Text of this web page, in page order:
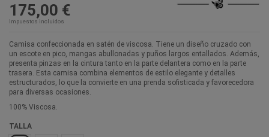
175,00 €
Impuestos incluidos
Camisa confeccionada en satén de viscosa. Tiene un diseño cruzado con
un escote en pico, mangas abullonadas y puños largos entallados. Además,
presenta pinzas en la cintura tanto en la parte delantera como en la parte
trasera. Esta camisa combina elementos de estilo elegante y detalles
estructurados, lo que la convierte en una prenda sofisticada y favorecedora
para diversas ocasiones.
100% Viscosa.
TALLA